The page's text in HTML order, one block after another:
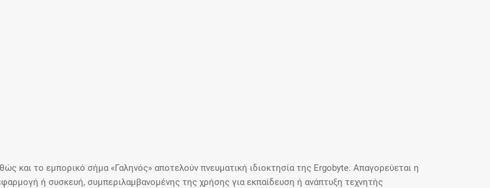
και το εμπορικό σήμα «Γαληνός» αποτελούν πνευματική ιδιοκτησία της Ergobyte. Απαγορεύεται η
ή συσκευή, συμπεριλαμβανομένης της χρήσης για εκπαίδευση ή ανάπτυξη τεχνητής